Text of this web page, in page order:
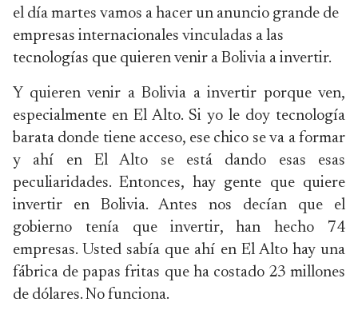
el día martes vamos a hacer un anuncio grande de
empresas internacionales vinculadas a las
tecnologías que quieren venir a Bolivia a invertir.
Y quieren venir a Bolivia a invertir porque ven,
especialmente en El Alto. Si yo le doy tecnología
barata donde tiene acceso, ese chico se va a formar
y ahí en El Alto se está dando esas esas
peculiaridades. Entonces, hay gente que quiere
invertir en Bolivia. Antes nos decían que el
gobierno tenía que invertir, han hecho 74
empresas. Usted sabía que ahí en El Alto hay una
fábrica de papas fritas que ha costado 23 millones
de dólares. No funciona.